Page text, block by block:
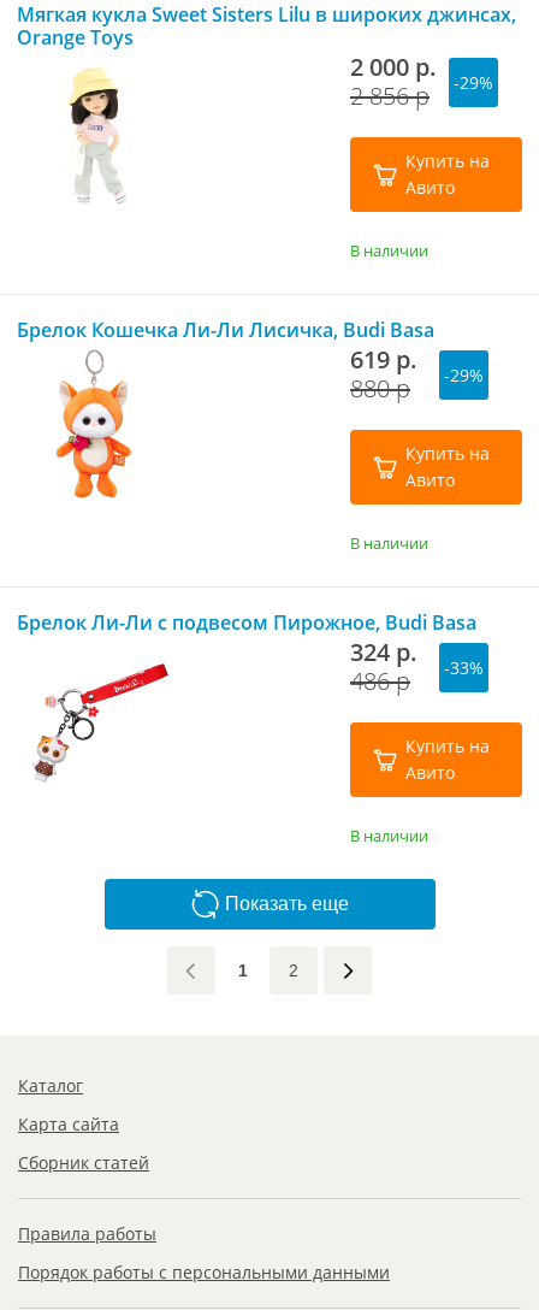
Мягкая кукла Sweet Sisters Lilu в широких джинсах,
Orange Toys
2 000 р.
2 856 р
-29%
Купить на
Авито
В наличии
Брелок Кошечка Ли-Ли Лисичка, Budi Basa
619 р.
880 р
-29%
Купить на
Авито
В наличии
Брелок Ли-Ли с подвесом Пирожное, Budi Basa
324 р.
486 р
-33%
Купить на
Авито
В наличии
Показать еще
1 2
Каталог
Карта сайта
Сборник статей
Правила работы
Порядок работы с персональными данными